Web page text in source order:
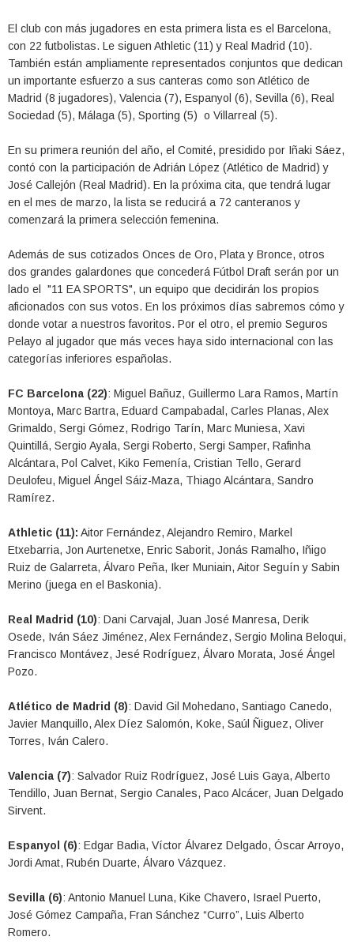
El club con más jugadores en esta primera lista es el Barcelona,
con 22 futbolistas. Le siguen Athletic (11) y Real Madrid (10).
También están ampliamente representados conjuntos que dedican
un importante esfuerzo a sus canteras como son Atlético de
Madrid (8 jugadores), Valencia (7), Espanyol (6), Sevilla (6), Real
Sociedad (5), Málaga (5), Sporting (5) o Villarreal (5).
En su primera reunión del año, el Comité, presidido por Iñaki Sáez,
contó con la participación de Adrián López (Atlético de Madrid) y
José Callejón (Real Madrid). En la próxima cita, que tendrá lugar
en el mes de marzo, la lista se reducirá a 72 canteranos y
comenzará la primera selección femenina.
Además de sus cotizados Onces de Oro, Plata y Bronce, otros
dos grandes galardones que concederá Fútbol Draft serán por un
lado el "11 EA SPORTS", un equipo que decidirán los propios
aficionados con sus votos. En los próximos días sabremos cómo y
donde votar a nuestros favoritos. Por el otro, el premio Seguros
Pelayo al jugador que más veces haya sido internacional con las
categorías inferiores españolas.
FC Barcelona (22): Miguel Bañuz, Guillermo Lara Ramos, Martín
Montoya, Marc Bartra, Eduard Campabadal, Carles Planas, Alex
Grimaldo, Sergi Gómez, Rodrigo Tarín, Marc Muniesa, Xavi
Quintillá, Sergio Ayala, Sergi Roberto, Sergi Samper, Rafinha
Alcántara, Pol Calvet, Kiko Femenía, Cristian Tello, Gerard
Deulofeu, Miguel Ángel Sáiz-Maza, Thiago Alcántara, Sandro
Ramírez.
Athletic (11): Aitor Fernández, Alejandro Remiro, Markel
Etxebarria, Jon Aurtenetxe, Enric Saborit, Jonás Ramalho, Iñigo
Ruiz de Galarreta, Álvaro Peña, Iker Muniain, Aitor Seguín y Sabin
Merino (juega en el Baskonia).
Real Madrid (10): Dani Carvajal, Juan José Manresa, Derik
Osede, Iván Sáez Jiménez, Alex Fernández, Sergio Molina Beloqui,
Francisco Montávez, Jesé Rodríguez, Álvaro Morata, José Ángel
Pozo.
Atlético de Madrid (8): David Gil Mohedano, Santiago Canedo,
Javier Manquillo, Alex Díez Salomón, Koke, Saúl Ñiguez, Oliver
Torres, Iván Calero.
Valencia (7): Salvador Ruiz Rodríguez, José Luis Gaya, Alberto
Tendillo, Juan Bernat, Sergio Canales, Paco Alcácer, Juan Delgado
Sirvent.
Espanyol (6): Edgar Badia, Víctor Álvarez Delgado, Óscar Arroyo,
Jordi Amat, Rubén Duarte, Álvaro Vázquez.
Sevilla (6): Antonio Manuel Luna, Kike Chavero, Israel Puerto,
José Gómez Campaña, Fran Sánchez “Curro”, Luis Alberto
Romero.